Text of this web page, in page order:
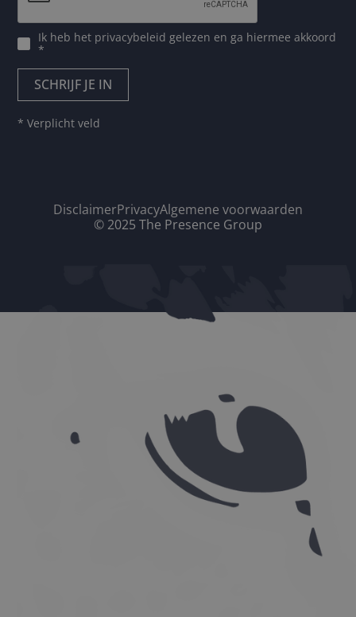
Ik heb het privacybeleid gelezen en ga hiermee akkoord
*
* Verplicht veld
DisclaimerPrivacyAlgemene voorwaarden
© 2025 The Presence Group